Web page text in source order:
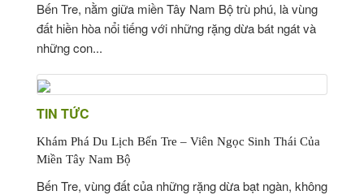
Bến Tre, nằm giữa miền Tây Nam Bộ trù phú, là vùng
đất hiền hòa nổi tiếng với những rặng dừa bát ngát và
những con...
TIN TỨC
Khám Phá Du Lịch Bến Tre – Viên Ngọc Sinh Thái Của
Miền Tây Nam Bộ
Bến Tre, vùng đất của những rặng dừa bạt ngàn, không